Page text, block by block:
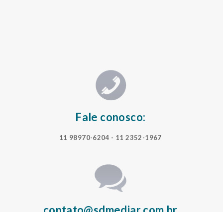
Fale conosco:
11 98970-6204 - 11 2352-1967